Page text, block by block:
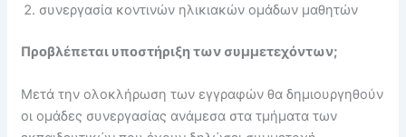
συνεργασία κοντινών ηλικιακών ομάδων μαθητών
Προβλέπεται υποστήριξη των συμμετεχόντων;
Μετά την ολοκλήρωση των εγγραφών θα δημιουργηθούν
οι ομάδες συνεργασίας ανάμεσα στα τμήματα των